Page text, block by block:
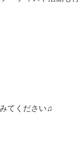
てください♫